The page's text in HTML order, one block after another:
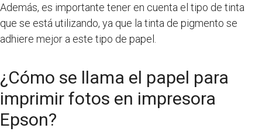
Además, es importante tener en cuenta el tipo de tinta
que se está utilizando, ya que la tinta de pigmento se
adhiere mejor a este tipo de papel.
¿Cómo se llama el papel para
imprimir fotos en impresora
Epson?